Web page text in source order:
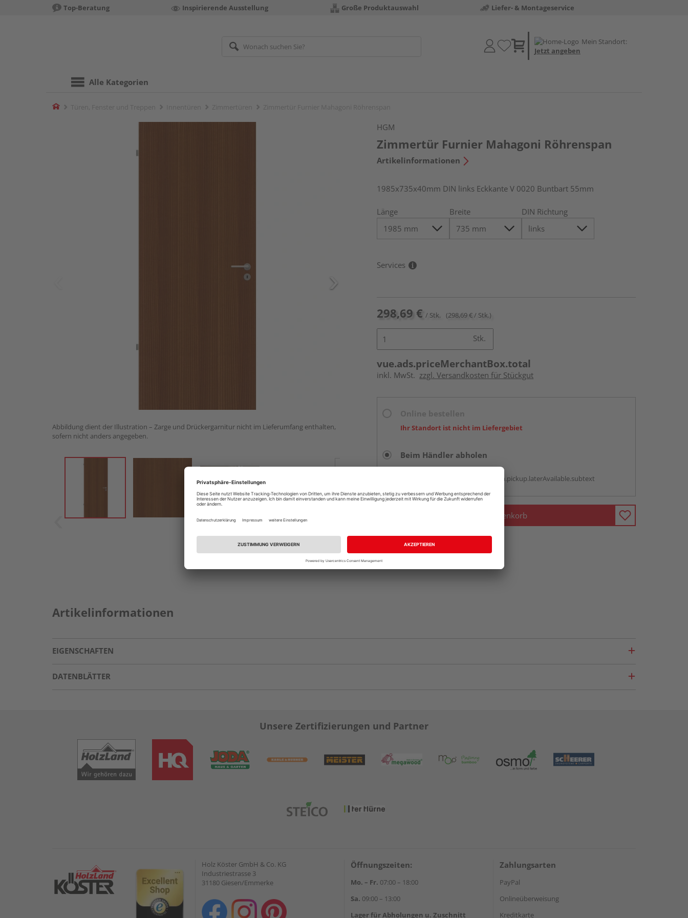
Top-Beratung Inspirierende Ausstellung Große Produktauswahl Liefer- & Montageservice
Mein Standort:
Jetzt angeben
Alle Kategorien
Home
Abbildung dient der Illustration – Zarge und Drückergarnitur nicht im Lieferumfang enthalten,
sofern nicht anders angegeben.
HGM
Zimmertür Furnier Mahagoni Röhrenspan
Artikelinformationen
1985x735x40mm DIN links Eckkante V 0020 Buntbart 55mm
Länge Breite DIN Richtung
Services
298,69 € / Stk. (298,69 € / Stk.)
Stk.
vue.ads.priceMerchantBox.total
inkl. MwSt. zzgl. Versandkosten für Stückgut
Ihr Standort ist nicht im Liefergebiet
Beim Händler abholen
Auf Vorbestellung:
vue.ads.priceMerchantBox.option.pickup.laterAvailable.subtext
In den Warenkorb
Komplettangebot anfragen
Artikelinformationen
EIGENSCHAFTEN
DATENBLÄTTER
Unsere Zertifizierungen und Partner
Holz Köster GmbH & Co. KG
Industriestrasse 3
31180 Giesen/Emmerke
Öffnungszeiten:
Mo. – Fr. 07:00 – 18:00
Sa. 09:00 – 13:00
Lager für Abholungen u. Zuschnitt
Zahlungsarten
PayPal
Onlineüberweisung
Kreditkarte